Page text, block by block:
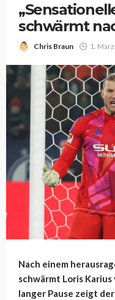
schwärmt
Chris Braun 1.
Nach einem
schwärmt Loris
langer Pause zeigt